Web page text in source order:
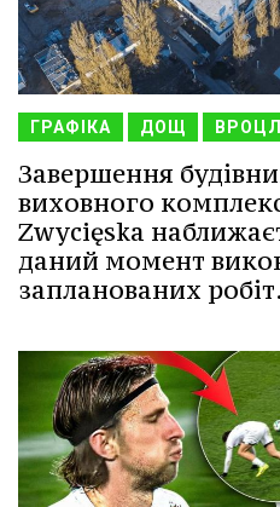
ГРАФІКА ДОЩ
Завершення
виховного
Zwycięska
даний момент
запланованих робіт.